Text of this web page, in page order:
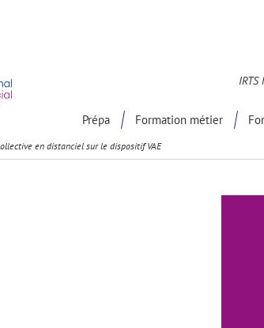
IRTS
Prépa Formation métier
en distanciel sur le dispositif VAE